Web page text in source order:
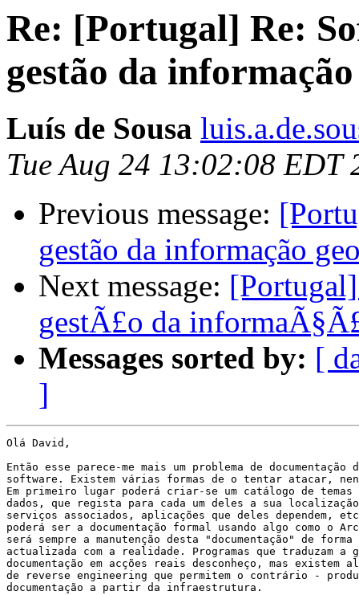
Re: [Portugal] Re:
gestão da
Luís de Sousa
Tue Aug 24 13:02:08 EDT
Previous message:
gestão da informação
Next message:
gestÃ£o da
Messages sorted by: [
]
Olá David,
Então esse parece-me mais um problema de documentação
software. Existem várias formas de o tentar atacar,
Em primeiro lugar poderá criar-se um catálogo de temas
dados, que regista para cada um deles a sua
serviços associados, aplicações que deles dependem,
poderá ser a documentação formal usando algo como o
será sempre a manutenção desta "documentação" de forma
actualizada com a realidade. Programas que traduzam a
documentação em acções reais desconheço, mas existem
de reverse engineering que permitem o contrário -
documentação a partir da infraestrutura.